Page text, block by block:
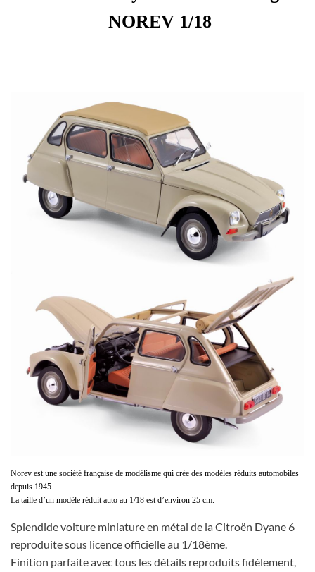
NOREV 1/18
Norev est une société française de modélisme qui crée des modèles réduits automobiles
depuis 1945.
La taille d’un modèle réduit auto au 1/18 est d’environ 25 cm.
Splendide voiture miniature en métal de la Citroën Dyane 6
reproduite sous licence officielle au 1/18ème.
Finition parfaite avec tous les détails reproduits fidèlement,